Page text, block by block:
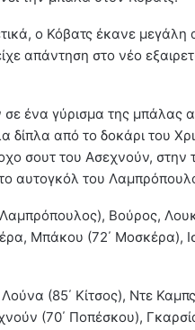
ο Κόβατς έκανε
απάντηση στο νέο
ένα γύρισμα της μπάλας
δίπλα από το δοκάρι του
σουτ του Ασεχνούν, στην
αυτογκόλ του
Βούρος,
Μπάκου (72΄ Μοσκέρα),
(85΄ Κίτσος), Ντε Καμπς
(70΄ Ποπέσκου),